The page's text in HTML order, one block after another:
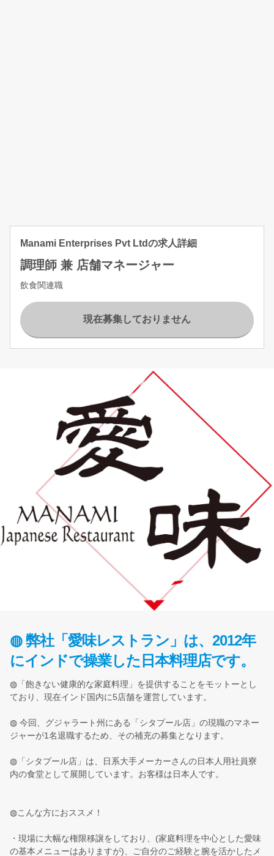
Manami Enterprises Pvt Ltdの求人詳細
調理師 兼 店舗マネージャー
飲食関連職
現在募集しておりません
◍ 弊社「愛味レストラン」は、2012年
にインドで操業した日本料理店です。
◍「飽きない健康的な家庭料理」を提供することをモットーとし
ており、現在インド国内に5店舗を運営しています。
◍ 今回、グジャラート州にある「シタプール店」の現職のマネー
ジャーが1名退職するため、その補充の募集となります。
◍「シタプール店」は、日系大手メーカーさんの日本人用社員寮
内の食堂として展開しています。お客様は日本人です。
◍こんな方におススメ！
・現場に大幅な権限移譲をしており、(家庭料理を中心とした愛味
の基本メニューはありますが)、ご自分のご経験と腕を活かしたメ